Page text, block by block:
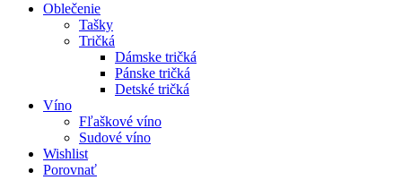
Oblečenie
Tašky
Tričká
Dámske tričká
Pánske tričká
Detské tričká
Víno
Fľaškové víno
Sudové víno
Wishlist
Porovnať